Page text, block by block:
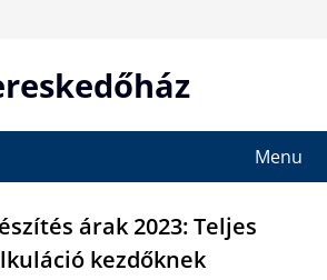
Menu
árak 2023: Teljes
kezdőknek